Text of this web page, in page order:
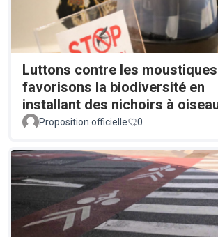
Luttons contre les
favorisons la biodiversité en
installant des nichoirs à
Proposition officielle 0